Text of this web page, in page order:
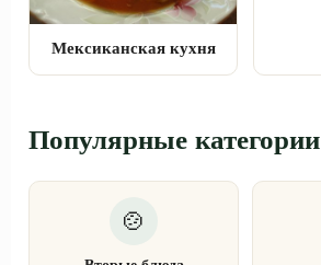
Мексиканская кухня
Популярные категории